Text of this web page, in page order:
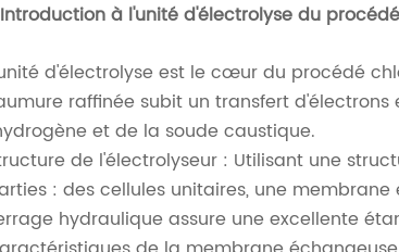
à l'unité d'électrolyse du
d'électrolyse est le cœur du procédé
raffinée subit un transfert
et de la soude caustique.
de l'électrolyseur : Utilisant une
: des cellules unitaires, une
hydraulique assure une excellente